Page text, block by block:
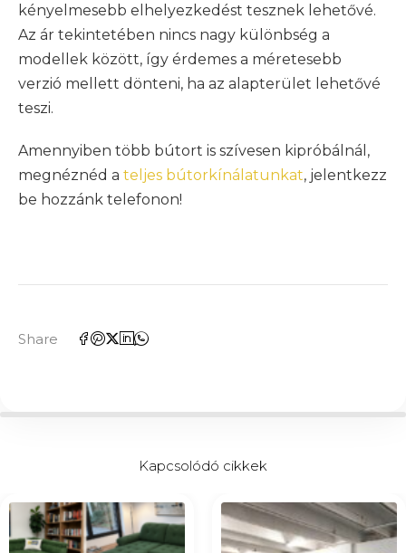
kényelmesebb elhelyezkedést tesznek lehetővé.
Az ár tekintetében nincs nagy különbség a
modellek között, így érdemes a méretesebb
verzió mellett dönteni, ha az alapterület lehetővé
teszi.
Amennyiben több bútort is szívesen kipróbálnál,
megnéznéd a teljes bútorkínálatunkat, jelentkezz
be hozzánk telefonon!
Share
Kapcsolódó cikkek